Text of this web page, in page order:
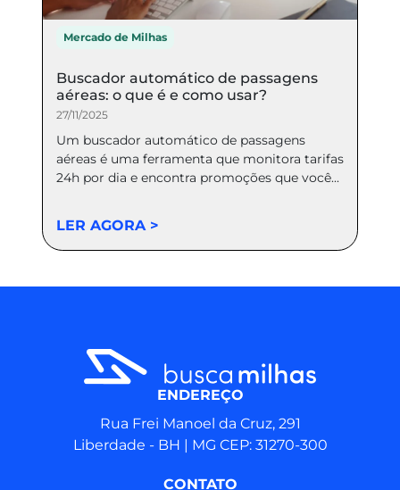
Mercado de Milhas
Buscador automático de passagens
aéreas: o que é e como usar?
27/11/2025
Um buscador automático de passagens
aéreas é uma ferramenta que monitora tarifas
24h por dia e encontra promoções que você...
LER AGORA >
ENDEREÇO
Rua Frei Manoel da Cruz, 291
Liberdade - BH | MG CEP: 31270-300
CONTATO